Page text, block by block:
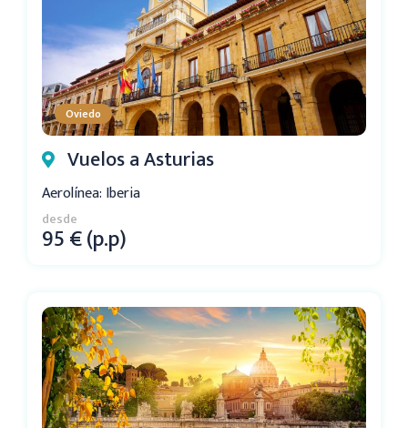
Oviedo
Vuelos a Asturias
Aerolínea: Iberia
desde
95 € (p.p)